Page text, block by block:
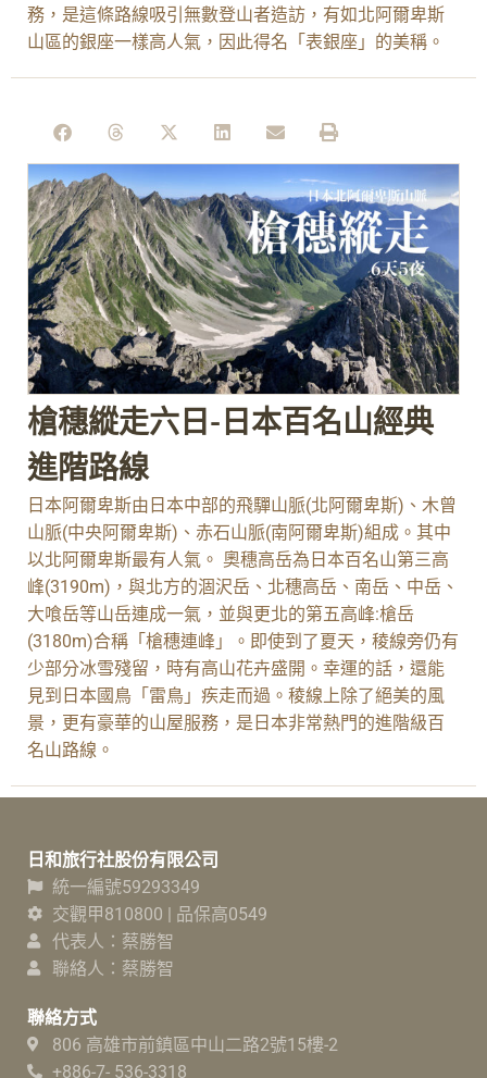
務，是這條路線吸引無數登山者造訪，有如北阿爾卑斯
山區的銀座一樣高人氣，因此得名「表銀座」的美稱。
槍穗縱走六日-日本百名山經典
進階路線
日本阿爾卑斯由日本中部的飛驒山脈(北阿爾卑斯)、木曾
山脈(中央阿爾卑斯)、赤石山脈(南阿爾卑斯)組成。其中
以北阿爾卑斯最有人氣。 奧穗高岳為日本百名山第三高
峰(3190m)，與北方的涸沢岳、北穗高岳、南岳、中岳、
大喰岳等山岳連成一氣，並與更北的第五高峰:槍岳
(3180m)合稱「槍穗連峰」。即使到了夏天，稜線旁仍有
少部分冰雪殘留，時有高山花卉盛開。幸運的話，還能
見到日本國鳥「雷鳥」疾走而過。稜線上除了絕美的風
景，更有豪華的山屋服務，是日本非常熱門的進階級百
名山路線。
日和旅行社股份有限公司
統一編號59293349
交觀甲810800 | 品保高0549
代表人：蔡勝智
聯絡人：蔡勝智
聯絡方式
806 高雄市前鎮區中山二路2號15樓-2
+886-7- 536-3318